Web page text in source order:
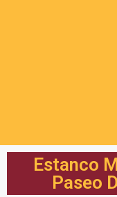
Estanco
Paseo